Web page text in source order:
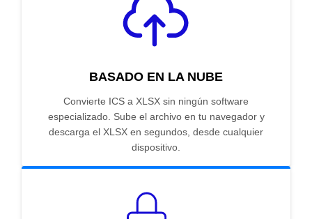
BASADO EN LA NUBE
Convierte ICS a XLSX sin ningún software
especializado. Sube el archivo en tu navegador y
descarga el XLSX en segundos, desde cualquier
dispositivo.